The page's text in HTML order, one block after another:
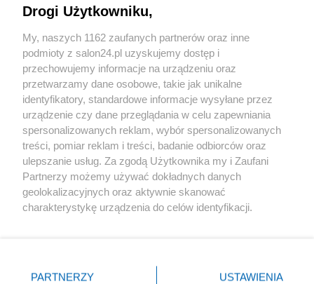
Sport
Społeczeństwo
Kultura
X Facebook Instagram Youtube
Drogi Użytkowniku,
My, naszych 1162 zaufanych partnerów oraz inne
podmioty z salon24.pl uzyskujemy dostęp i
przechowujemy informacje na urządzeniu oraz
przetwarzamy dane osobowe, takie jak unikalne
identyfikatory, standardowe informacje wysyłane przez
urządzenie czy dane przeglądania w celu zapewniania
spersonalizowanych reklam, wybór spersonalizowanych
treści, pomiar reklam i treści, badanie odbiorców oraz
ulepszanie usług. Za zgodą Użytkownika my i Zaufani
Partnerzy możemy używać dokładnych danych
geolokalizacyjnych oraz aktywnie skanować
charakterystykę urządzenia do celów identyfikacji.
zmienić/wycofać klikając przycisk ustawień prywatności
PARTNERZY USTAWIENIA